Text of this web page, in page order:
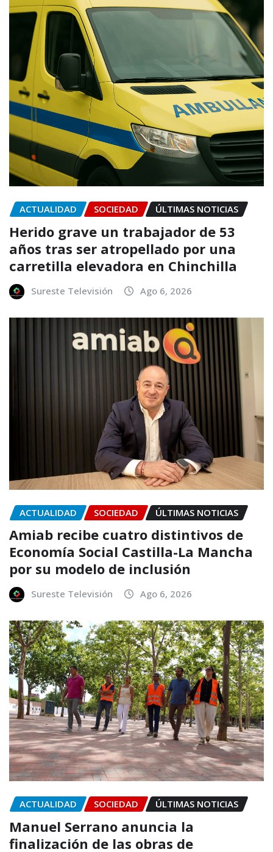
ACTUALIDAD SOCIEDAD ÚLTIMAS NOTICIAS
Herido grave un trabajador de 53
años tras ser atropellado por una
carretilla elevadora en Chinchilla
Sureste Televisión Ago 6, 2026
ACTUALIDAD SOCIEDAD ÚLTIMAS NOTICIAS
Amiab recibe cuatro distintivos de
Economía Social Castilla-La Mancha
por su modelo de inclusión
Sureste Televisión Ago 6, 2026
ACTUALIDAD SOCIEDAD ÚLTIMAS NOTICIAS
Manuel Serrano anuncia la
finalización de las obras de